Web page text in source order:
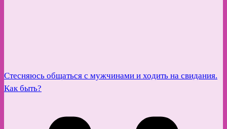
Стесняюсь общаться с мужчинами и ходить на свидания.
Как быть?